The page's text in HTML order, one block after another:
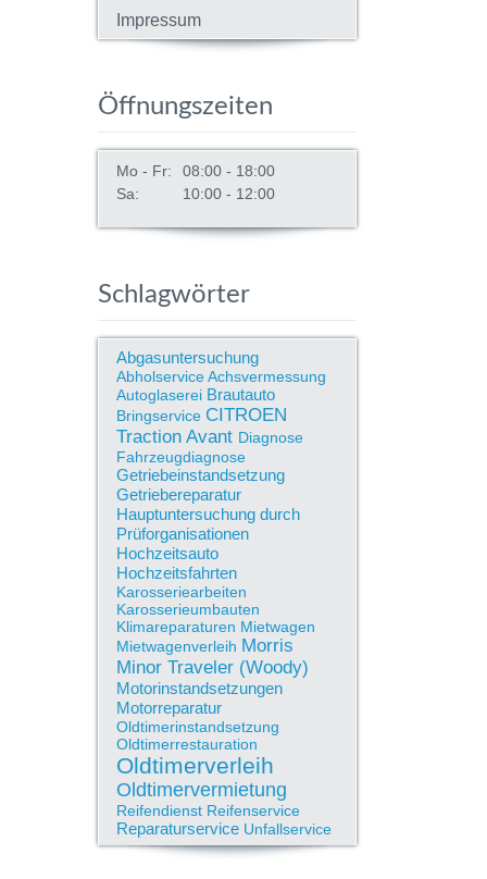
Impressum
Öffnungszeiten
Mo - Fr:
08:00 - 18:00
Sa:
10:00 - 12:00
Schlagwörter
Abgasuntersuchung
AbholserviceAchsvermessung
Autoglaserei Brautauto
Bringservice CITROEN
Traction Avant Diagnose
Fahrzeugdiagnose
Getriebeinstandsetzung
Getriebereparatur
Hauptuntersuchung durch
Prüforganisationen
Hochzeitsauto
Hochzeitsfahrten
Karosseriearbeiten
Karosserieumbauten
Klimareparaturen Mietwagen
Mietwagenverleih Morris
Minor Traveler (Woody)
Motorinstandsetzungen
Motorreparatur
Oldtimerinstandsetzung
Oldtimerrestauration
Oldtimerverleih
Oldtimervermietung
Reifendienst Reifenservice
Reparaturservice Unfallservice